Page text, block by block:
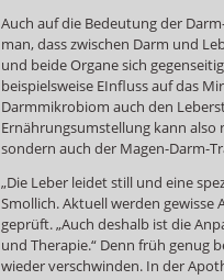
Auch auf die Bedeutung der
man, dass zwischen Darm und
und beide Organe sich
beispielsweise EInfluss auf das
Darmmikrobiom auch den
Ernährungsumstellung kann also
sondern auch der Magen-Darm-
„Die Leber leidet still und eine
Smollich. Aktuell werden
geprüft. „Auch deshalb ist die
und Therapie.“ Denn früh genug
wieder verschwinden. In der